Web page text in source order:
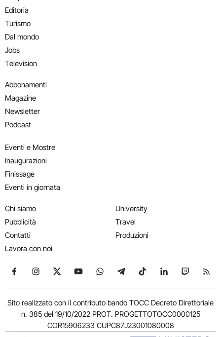
Editoria
Turismo
Dal mondo
Jobs
Television
Abbonamenti
Magazine
Newsletter
Podcast
Eventi e Mostre
Inaugurazioni
Finissage
Eventi in giornata
Chi siamo
Pubblicità
Contatti
Lavora con noi
University
Travel
Produzioni
Seguici su Facebook
Seguici su Instagram
Seguici su X
Seguici su YouTube
Seguici su WhatsApp
Seguici su Telegram
Seguici su TikTok
Seguici su
Seguici
Sito realizzato con il contributo bando TOCC Decreto Direttoriale
n. 385 del 19/10/2022 PROT. PROGETTOTOCC0000125
COR15906233 CUPC87J23001080008